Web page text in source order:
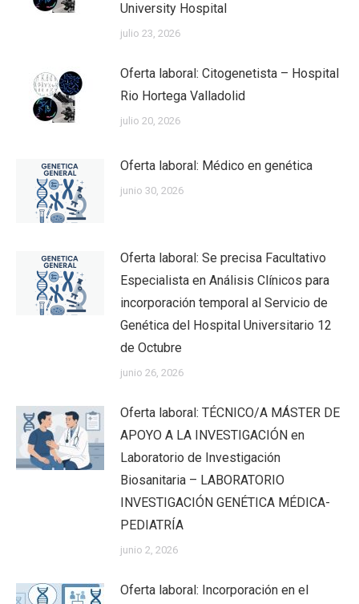
University Hospital
julio 23, 2026
Oferta laboral: Citogenetista – Hospital
Rio Hortega Valladolid
julio 20, 2026
Oferta laboral: Médico en genética
junio 30, 2026
Oferta laboral: Se precisa Facultativo
Especialista en Análisis Clínicos para
incorporación temporal al Servicio de
Genética del Hospital Universitario 12
de Octubre
junio 26, 2026
Oferta laboral: TÉCNICO/A MÁSTER DE
APOYO A LA INVESTIGACIÓN en
Laboratorio de Investigación
Biosanitaria – LABORATORIO
INVESTIGACIÓN GENÉTICA MÉDICA-
PEDIATRÍA
junio 2, 2026
Oferta laboral: Incorporación en el